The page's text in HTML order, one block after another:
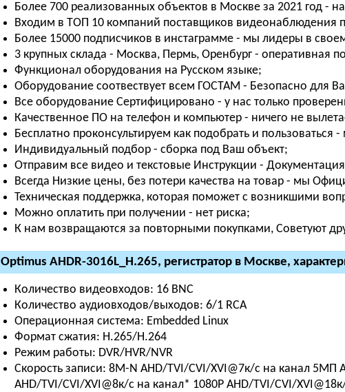
Более 700 реализованных объектов в Москве за 2021 год -
Входим в ТОП 10 компаний поставщиков видеонаблюдения
Более 15000 подписчиков в инстаграмме - мы лидеры в
3 крупных склада - Москва, Пермь, Оренбург - оперативная
Функционал оборудования на Русском языке;
Оборудование соотвествует всем ГОСТАМ - Безопасно для
Все оборудование Сертифицировано - у нас только
Качественное ПО на телефон и компьютер - ничего не
Бесплатно проконсультируем как подобрать и пользоваться
Индивидуальный подбор - сборка под Ваш объект;
Отправим все видео и текстовые Инструкции -
Всегда Низкие цены, без потери качества на товар - мы
Техническая поддержка, которая поможет с возникшими
Можно оплатить при получении - нет риска;
К нам возвращаются за повторными покупками, Советуют
Optimus AHDR-3016L_H.265, регистратор в Москве,
Количество видеовходов: 16 BNC
Количество аудиовходов/выходов: 6/1 RCA
Операционная система: Embedded Linux
Формат сжатия: H.265/H.264
Режим работы: DVR/HVR/NVR
Скорость записи: 8M-N AHD/TVI/CVI/XVI@7к/с на канал 5MП
AHD/TVI/CVI/XVI@8к/с на канал* 1080P AHD/TVI/CVI/